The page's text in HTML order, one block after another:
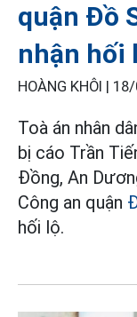
quận Đồ
nhận hối
HOÀNG KHÔI |
Toà án nhân
bị cáo Trần
Đồng, An
Công an quận
hối lộ.